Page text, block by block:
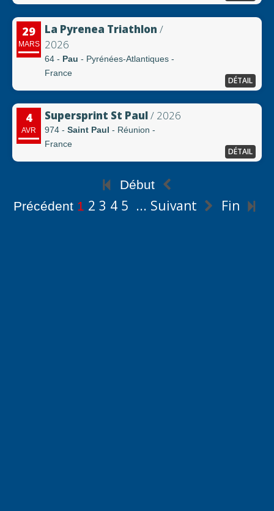
29
MARS
La Pyrenea Triathlon /
2026
64 - Pau - Pyrénées-Atlantiques -
France
DÉTAIL
4
AVR
Supersprint St Paul/ 2026
974 - Saint Paul - Réunion -
France
DÉTAIL
Début
Précédent 1 2 3 4 5 ... Suivant Fin